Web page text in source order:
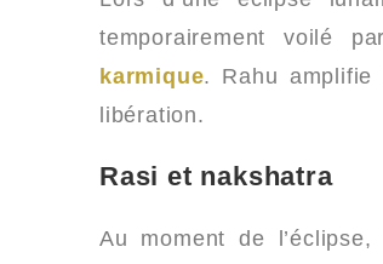
temporairement voilé
karmique. Rahu amplifie
libération.
Rasi et nakshatra
Au moment de